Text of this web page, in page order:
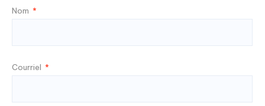
Nom *
Courriel *